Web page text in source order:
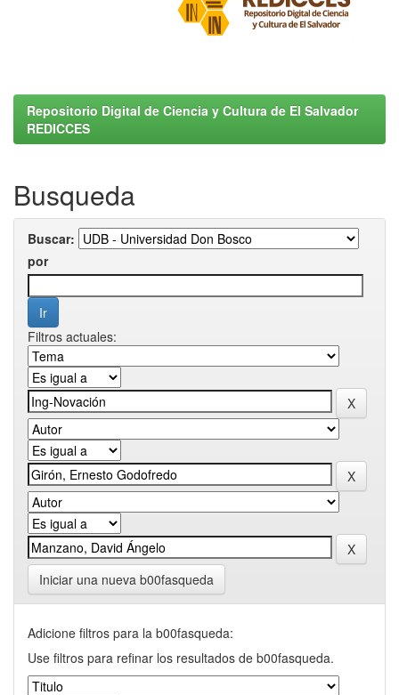
Repositorio Digital de Ciencia y Cultura de El Salvador
REDICCES
Busqueda
Buscar:
por
Filtros actuales:
Iniciar una nueva b00fasqueda
Adicione filtros para la b00fasqueda:
Use filtros para refinar los resultados de b00fasqueda.